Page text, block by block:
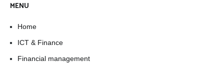
MENU
Home
ICT & Finance
Financial management